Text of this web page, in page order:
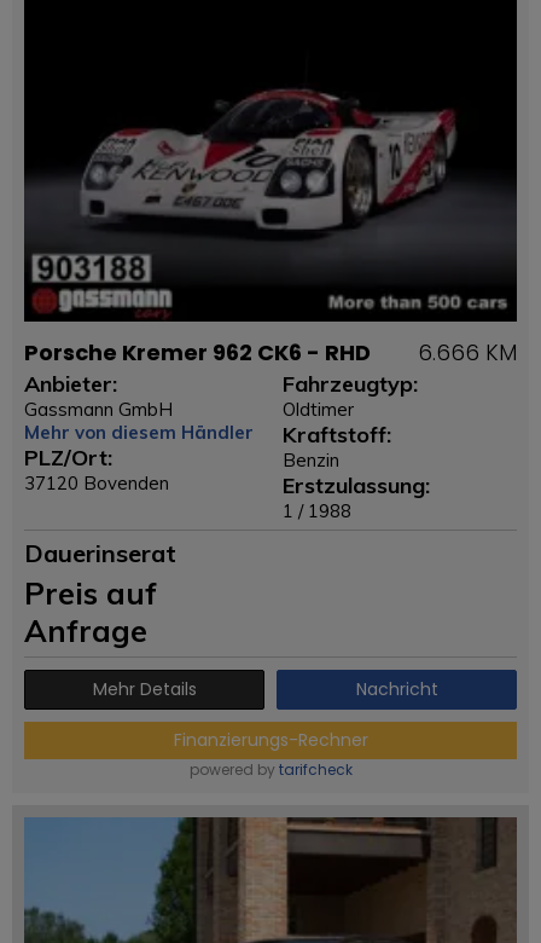
Porsche Kremer 962 CK6 - RHD 6.666 KM
Anbieter:
Gassmann GmbH
Mehr von diesem Händler
PLZ/Ort:
37120 Bovenden
Fahrzeugtyp:
Oldtimer
Kraftstoff:
Benzin
Erstzulassung:
1 / 1988
Dauerinserat
Preis auf
Anfrage
Mehr Details Nachricht
Finanzierungs-Rechner
powered by tarifcheck